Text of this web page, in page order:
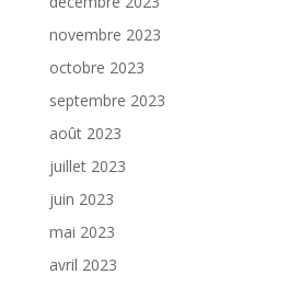
novembre 2023
octobre 2023
septembre 2023
août 2023
juillet 2023
juin 2023
mai 2023
avril 2023